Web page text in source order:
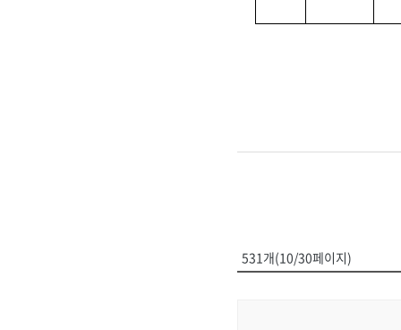
531개(10/30페이지)